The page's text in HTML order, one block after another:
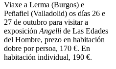
Viaxe a Lerma (Burgos) e
Peñafiel (Valladolid) os días 26 e
27 de outubro para visitar a
exposición Angelli de Las Edades
del Hombre, prezo en habitación
dobre por persoa, 170 €. En
habitación individual, 190 €.